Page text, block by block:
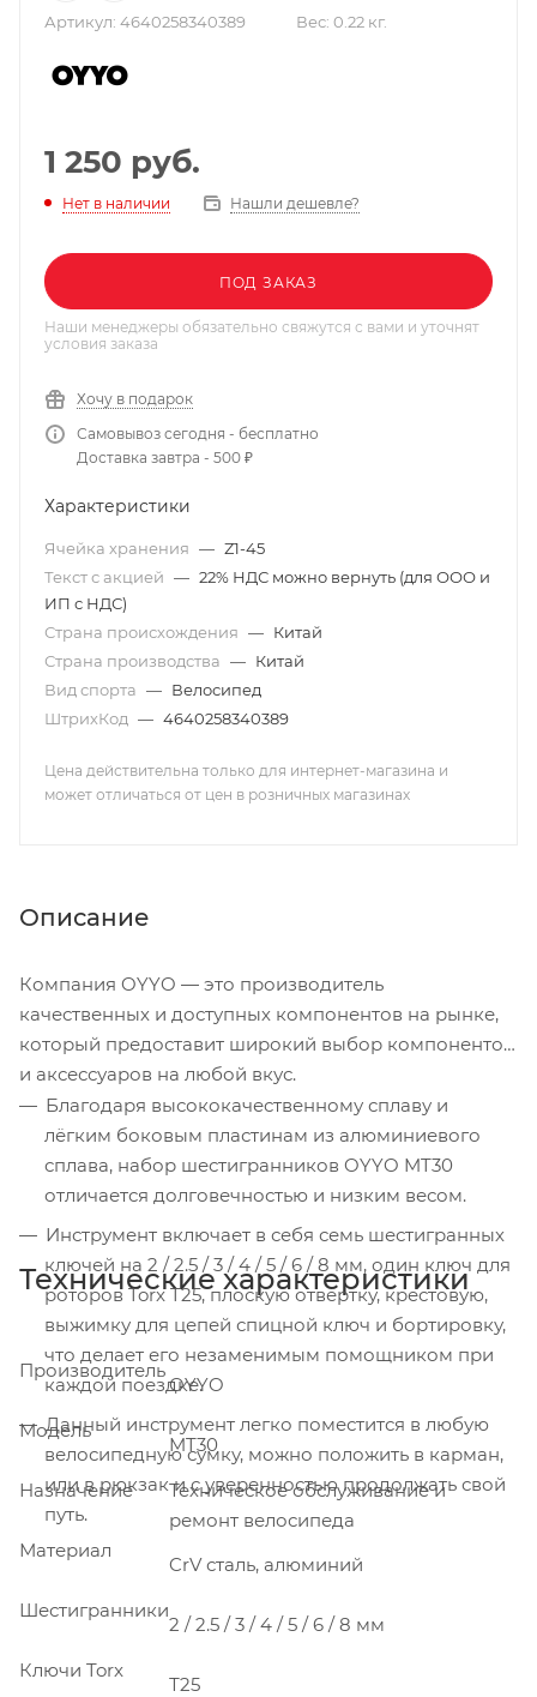
Артикул: 4640258340389 Вес: 0.22 кг.
1 250 руб.
Нет в наличии Нашли дешевле?
ПОД ЗАКАЗ
Наши менеджеры обязательно свяжутся с вами и уточнят
условия заказа
Хочу в подарок
Самовывоз сегодня - бесплатно
Доставка завтра - 500 ₽
Характеристики
Ячейка хранения — Z1-45
Текст с акцией — 22% НДС можно вернуть (для ООО и
ИП с НДС)
Страна происхождения — Китай
Страна производства — Китай
Вид спорта — Велосипед
ШтрихКод — 4640258340389
Цена действительна только для интернет-магазина и
может отличаться от цен в розничных магазинах
Описание
Компания OYYO — это производитель
качественных и доступных компонентов на рынке,
который предоставит широкий выбор компонентов
и аксессуаров на любой вкус.
Благодаря высококачественному сплаву и
лёгким боковым пластинам из алюминиевого
сплава, набор шестигранников OYYO MT30
отличается долговечностью и низким весом.
Инструмент включает в себя семь шестигранных
ключей на 2 / 2.5 / 3 / 4 / 5 / 6 / 8 мм, один ключ для
роторов Torx T25, плоскую отвёртку, крестовую,
выжимку для цепей спицной ключ и бортировку,
что делает его незаменимым помощником при
каждой поездке.
Данный инструмент легко поместится в любую
велосипедную сумку, можно положить в карман,
или в рюкзак и с уверенностью продолжать свой
путь.
Технические характеристики
Производитель
OYYO
Модель
MT30
Назначение
Техническое обслуживание и
ремонт велосипеда
Материал
CrV сталь, алюминий
Шестигранники
2 / 2.5 / 3 / 4 / 5 / 6 / 8 мм
Ключи Torx
Т25